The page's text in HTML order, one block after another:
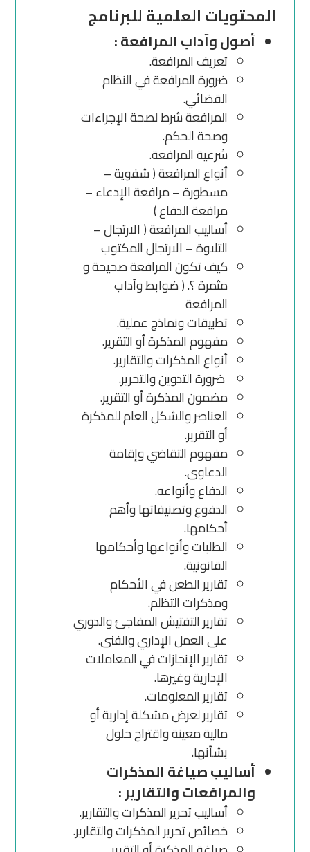
المحتويات العلمية للبرنامج
أصول وآداب المرافعة :
تعريف المرافعة.
ضرورة المرافعة في النظام
القضائي.
المرافعة شرط لصحة الإجراءات
وصحة الحكم.
شرعية المرافعة.
أنواع المرافعة ( شفوية –
مسطورة – مرافعة الإدعاء –
مرافعة الدفاع )
أساليب المرافعة ( الارتجال –
التلاوة – الارتجال المكتوب
كيف تكون المرافعة صحيحة و
مثمرة ؟. ( ضوابط وآداب
المرافعة
تطبيقات ونماذج عملية.
مفهوم المذكرة أو التقرير.
أنواع المذكرات والتقارير.
ضرورة التدوين والتحرير.
مضمون المذكرة أو التقرير.
العناصر والشكل العام للمذكرة
أو التقرير.
مفهوم التقاضي وإقامة
الدعاوى.
الدفاع وأنواعه.
الدفوع وتصنيفاتها وأهم
أحكامها.
الطلبات وأنواعها وأحكامها
القانونية.
تقارير الطعن في الأحكام
ومذكرات التظلم.
تقارير التفتيش المفاجئ والدوري
على العمل الإداري والفنى.
تقارير الإنجازات في المعاملات
الإدارية وغيرها.
تقارير المعلومات.
تقارير لعرض مشكلة إدارية أو
مالية معينة واقتراح حلول
بشأنها.
أساليب صياغة المذكرات
والمرافعات والتقارير :
أساليب تحرير المذكرات والتقارير.
خصائص تحرير المذكرات والتقارير.